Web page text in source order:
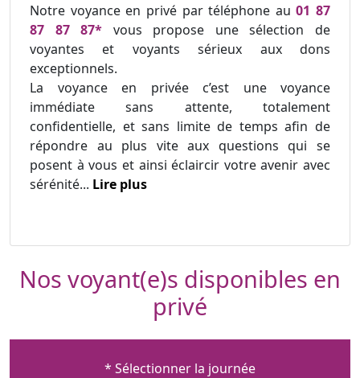
Notre voyance en privé par téléphone au01 87
87 87 87* vous propose une sélection de
voyantes et voyants sérieux aux dons
exceptionnels.
La voyance en privée c’est une voyance
immédiate sans attente, totalement
confidentielle, et sans limite de temps afin de
répondre au plus vite aux questions qui se
posent à vous et ainsi éclaircir votre avenir avec
sérénité... Lire plus
Nos voyant(e)s disponibles en
privé
* Sélectionner la journée